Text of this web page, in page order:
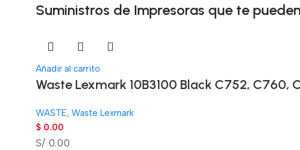
Suministros de Impresoras que te
Añadir al carrito
Waste Lexmark 10B3100 Black C752,
WASTE, Waste Lexmark
$ 0.00
S/ 0.00